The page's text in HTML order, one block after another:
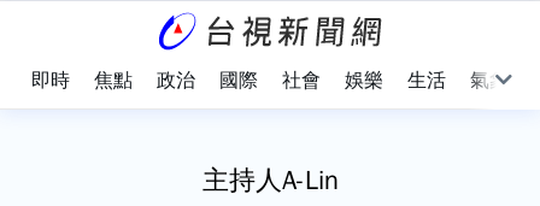
即時 焦點 政治 國際 社會 娛樂 生活 氣象
主持人A-Lin